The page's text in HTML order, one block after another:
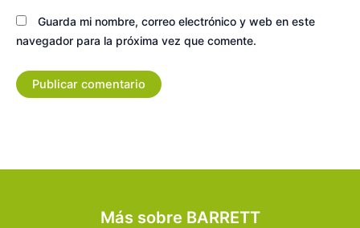
Guarda mi nombre, correo electrónico y web en este
navegador para la próxima vez que comente.
Más sobre BARRETT